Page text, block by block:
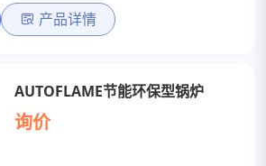
产品详情
AUTOFLAME节能环保型锅炉
询价